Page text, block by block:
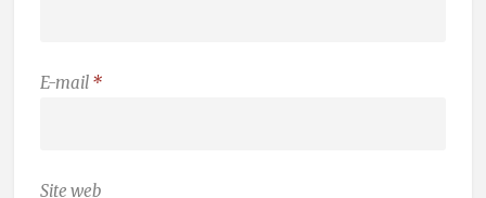
E-mail *
Site web